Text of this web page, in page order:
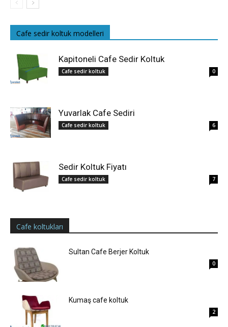
Cafe sedir koltuk modelleri
Kapitoneli Cafe Sedir Koltuk
Cafe sedir koltuk 0
Yuvarlak Cafe Sediri
Cafe sedir koltuk 6
Sedir Koltuk Fiyatı
Cafe sedir koltuk 7
Cafe koltukları
Sultan Cafe Berjer Koltuk
0
Kumaş cafe koltuk
2